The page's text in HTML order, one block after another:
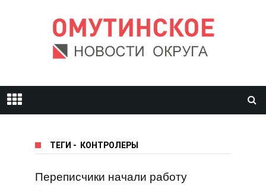
ТЕГИ - КОНТРОЛЕРЫ
Переписчики начали работу